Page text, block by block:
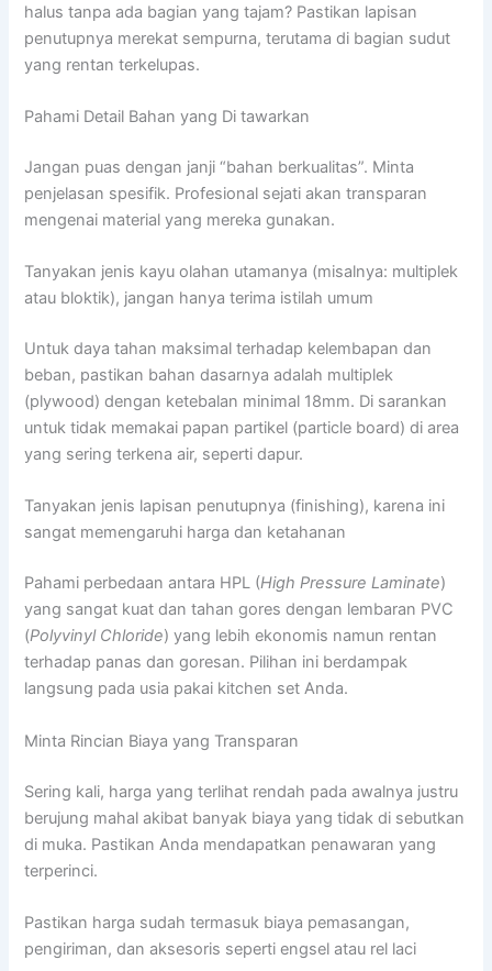
halus tanpa ada bagian yang tajam? Pastikan lapisan
penutupnya merekat sempurna, terutama di bagian sudut
yang rentan terkelupas.
Pahami Detail Bahan yang Di tawarkan
Jangan puas dengan janji “bahan berkualitas”. Minta
penjelasan spesifik. Profesional sejati akan transparan
mengenai material yang mereka gunakan.
Tanyakan jenis kayu olahan utamanya (misalnya: multiplek
atau bloktik), jangan hanya terima istilah umum
Untuk daya tahan maksimal terhadap kelembapan dan
beban, pastikan bahan dasarnya adalah multiplek
(plywood) dengan ketebalan minimal 18mm. Di sarankan
untuk tidak memakai papan partikel (particle board) di area
yang sering terkena air, seperti dapur.
Tanyakan jenis lapisan penutupnya (finishing), karena ini
sangat memengaruhi harga dan ketahanan
Pahami perbedaan antara HPL (High Pressure Laminate)
yang sangat kuat dan tahan gores dengan lembaran PVC
(Polyvinyl Chloride) yang lebih ekonomis namun rentan
terhadap panas dan goresan. Pilihan ini berdampak
langsung pada usia pakai kitchen set Anda.
Minta Rincian Biaya yang Transparan
Sering kali, harga yang terlihat rendah pada awalnya justru
berujung mahal akibat banyak biaya yang tidak di sebutkan
di muka. Pastikan Anda mendapatkan penawaran yang
terperinci.
Pastikan harga sudah termasuk biaya pemasangan,
pengiriman, dan aksesoris seperti engsel atau rel laci